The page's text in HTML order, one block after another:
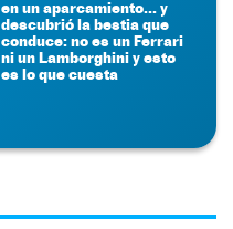
en un aparcamiento... y
descubrió la bestia que
conduce: no es un Ferrari
ni un Lamborghini y esto
es lo que cuesta